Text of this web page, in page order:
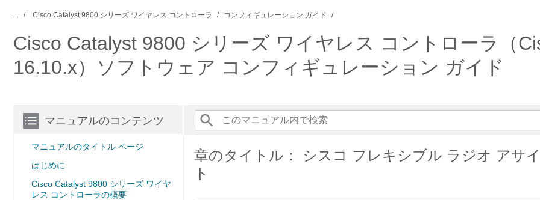
... Cisco Catalyst 9800 シリーズ ワイヤレス コントローラ コンフィギュレーション ガイド
Cisco Catalyst 9800 シリーズ ワイヤレス コントローラ（
16.10.x）ソフトウェア コンフィギュレーション ガイド
マニュアルのコンテンツ
マニュアルのタイトル ページ
はじめに
Cisco Catalyst 9800 シリーズ ワイヤ
レス コントローラの概要
章のタイトル： シスコ フレキシブル ラジオ アサ
ト